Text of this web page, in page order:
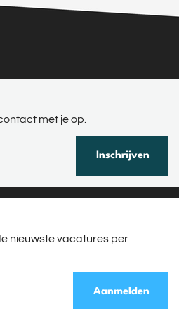
met je op.
Inschrijven
nieuwste vacatures per
Aanmelden